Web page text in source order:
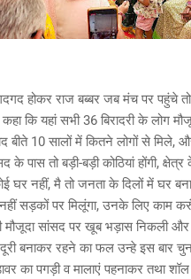
होकर राज बब्बर जब मंच पर पहुंचे तो
कि यहां सभी 36 बिरादरी के लोग
बीते 10 सालों में कितने लोगों से मिले,
के पास तो बड़ी-बड़ी कोठियां होंगी,
घर नहीं, मै तो जनता के दिलों में घर
नहीं सड़कों पर मिलूंगा, उनके लिए काम
मौजूदा सांसद पर खूब भड़ास निकली
बनाकर रहने का फल उन्हे इस बार
का पगड़ी व मालाएं पहनाकर तथा